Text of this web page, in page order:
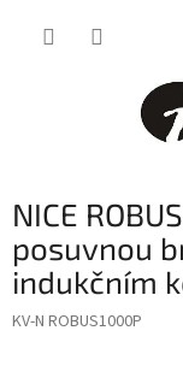
NICE
posuvnou
indukčním
KV-N ROBUS1000P